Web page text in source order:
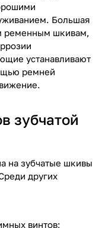
Большая
ременным шкивам,
устанавливают
ремней
зубчатой
на зубчатые шкивы
других
винтов;